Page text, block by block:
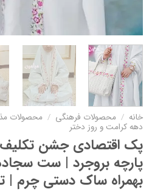
خانه / محصولات فرهنگی / محصولات
دهه کرامت و روز دختر
پک اقتصادی جشن تکلیف
پارچه بروجرد | ست
بهمراه ساک دستی چرم |